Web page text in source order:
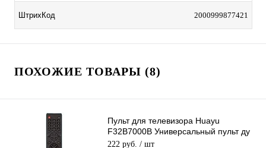
ШтрихКод 2000999877421
ПОХОЖИЕ ТОВАРЫ (8)
Пульт для телевизора Huayu
F32B7000B Универсальный пульт ду
для тв DEXP
222 руб. / шт